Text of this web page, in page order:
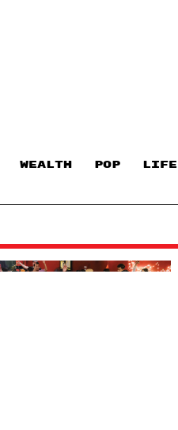
WEALTH POP LIFE